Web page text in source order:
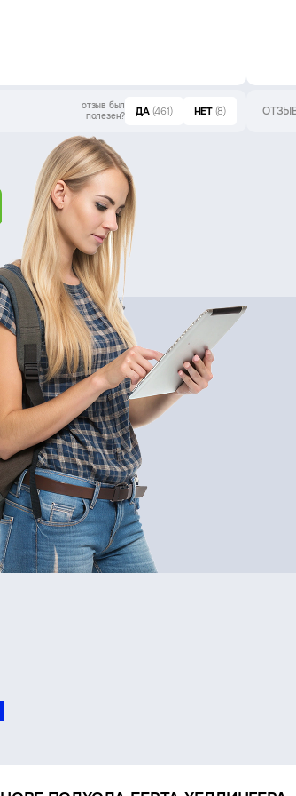
отзыв был
полезен?
ДА (461) НЕТ (8)